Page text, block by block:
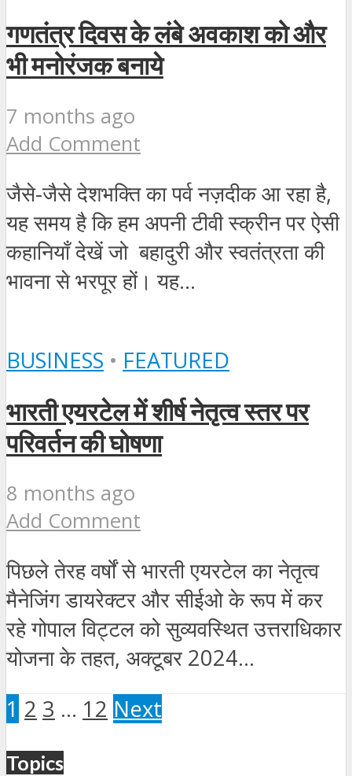
गणतंत्र दिवस के लंबे अवकाश को और
भी मनोरंजक बनाये
7 months ago
Add Comment
जैसे-जैसे देशभक्ति का पर्व नज़दीक आ रहा है,
यह समय है कि हम अपनी टीवी स्क्रीन पर ऐसी
कहानियाँ देखें जो बहादुरी और स्वतंत्रता की
भावना से भरपूर हों। यह...
BUSINESS • FEATURED
भारती एयरटेल में शीर्ष नेतृत्व स्तर पर
परिवर्तन की घोषणा
8 months ago
Add Comment
पिछले तेरह वर्षों से भारती एयरटेल का नेतृत्व
मैनेजिंग डायरेक्टर और सीईओ के रूप में कर
रहे गोपाल विट्टल को सुव्यवस्थित उत्तराधिकार
योजना के तहत, अक्टूबर 2024...
1 2 3 … 12 Next
Topics